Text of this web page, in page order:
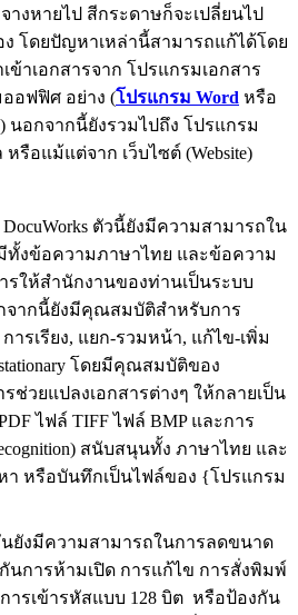
งหายไป สีกระดาษก็จะเปลี่ยนไป
ง โดยปัญหาเหล่านี้สามารถแก้ได้โดย
ข้าเอกสารจาก โปรแกรมเอกสาร
อฟฟิศ อย่าง (โปรแกรม Word หรือ
นอกจากนี้ยังรวมไปถึง โปรแกรม
รือแม้แต่จาก เว็บไซต์ (Website)
ตัวนี้ยังมีความสามารถใน
ทั้งข้อความภาษาไทย และข้อความ
ให้สำนักงานของท่านเป็นระบบ
จากนี้ยังมีคุณสมบัติสำหรับการ
ารเรียง, แยก-รวมหน้า, แก้ไข-เพิ่ม
โดยมีคุณสมบัติของ
รช่วยแปลงเอกสารต่างๆ ให้กลายเป็น
ไฟล์ TIFF ไฟล์ BMP และการ
สนับสนุนทั้ง ภาษาไทย และ
า หรือบันทึกเป็นไฟล์ของ {โปรแกรม
ยังมีความสามารถในการลดขนาด
การห้ามเปิด การแก้ไข การสั่งพิมพ์
ารเข้ารหัสแบบ 128 บิต หรือป้องกัน